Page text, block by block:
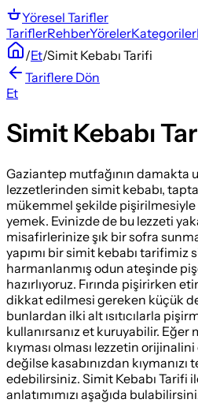
Yöresel Tarifler
TariflerRehberYörelerKategoriler
/Et/Simit Kebabı Tarifi
Tariflere Dön
Et
Simit Kebabı
Gaziantep mutfağının damakta
lezzetlerinden simit kebabı,
mükemmel şekilde pişirilmesiyle
yemek. Evinizde de bu lezzeti
misafirlerinize şık bir sofra
yapımı bir simit kebabı tarifimiz
harmanlanmış odun ateşinde
hazırlıyoruz. Fırında pişirirken
dikkat edilmesi gereken küçük
bunlardan ilki alt ısıtıcılarla
kullanırsanız et kuruyabilir. Eğer
kıyması olması lezzetin
değilse kasabınızdan
edebilirsiniz. Simit Kebabı Tarifi
anlatımımızı aşağıda